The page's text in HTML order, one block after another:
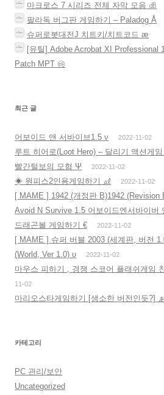
마크로스 7 시리즈 전체 자막 모음 ㏈
팔라독 버그판 게임하기 – Paladog Å
슈퍼로봇대전J 치트키/치트코드 æ
[유틸] Adobe Acrobat XI Professional
Patch MPT ㉳
최근 글
어보이드 앤 서바이브1.5 ν 2022-11-02
루트 히어로(Loot Hero) – 달리기 액션게임
빨간털보의 모험 Ψ 2022-11-02
◈ 원피스2인용게임하기 ㎕ 2022-11-02
[ MAME ] 1942 (개정판 B)1942 (Revision
Avoid N Survive 1.5 어보이드엔서바이버
드래곤볼 게임하기 € 2022-11-02
[ MAME ] 슈퍼 버블 2003 (세계판, 버전
(World, Ver 1.0) υ
2022-11-02
마우스 피하기 , 경쟁 스코어 플래쉬게임
11-02
마리오스타게임하기 [생소한 버전인듯?]
카테고리
PC 관리/보안
Uncategorized